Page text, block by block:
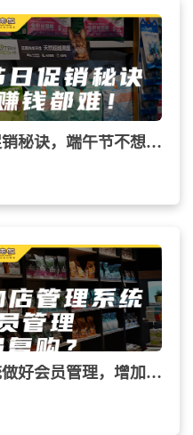
掌握了这些宠物店节日促销秘诀，端午节不想赚钱都难！
如何利用宠物店管理系统做好会员管理，增加会员复购？